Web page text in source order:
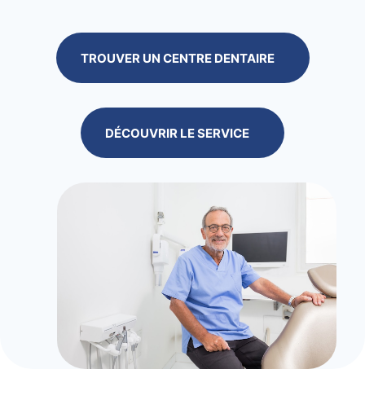
TROUVER UN CENTRE DENTAIRE
DÉCOUVRIR LE SERVICE